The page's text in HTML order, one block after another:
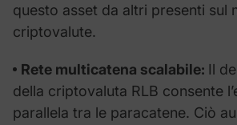
questo asset da altri presenti sul
criptovalute.
Rete multicatena scalabile: Il
della criptovaluta RLB consente
parallela tra le paracatene. Ciò